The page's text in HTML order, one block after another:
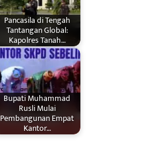
Pancasila di Tengah
Tantangan Global:
Kapolres Tanah…
Bupati Muhammad
Rusli Mulai
Pembangunan Empat
Kantor…